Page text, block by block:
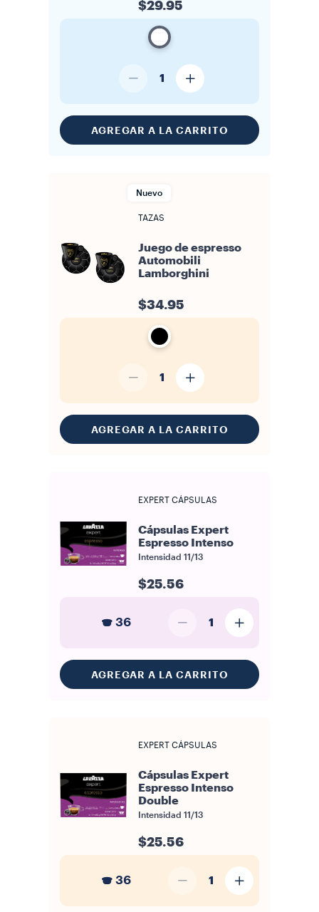
$29.95
1
AGREGAR A LA CARRITO
Nuevo
TAZAS
Juego de espresso
Automobili
Lamborghini
$34.95
1
AGREGAR A LA CARRITO
EXPERT CÁPSULAS
Cápsulas Expert
Espresso Intenso
Intensidad 11/13
$25.56
36 1
AGREGAR A LA CARRITO
EXPERT CÁPSULAS
Cápsulas Expert
Espresso Intenso
Double
Intensidad 11/13
$25.56
36 1